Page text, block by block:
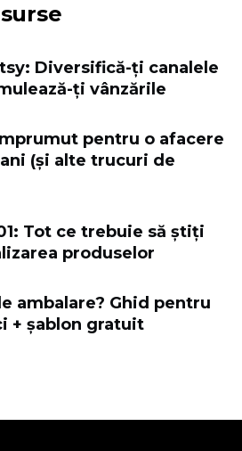
Diversifică-ți canalele
ți vânzările
pentru o afacere
(și alte trucuri de
Tot ce trebuie să știți
produselor
ambalare? Ghid pentru
+ șablon gratuit